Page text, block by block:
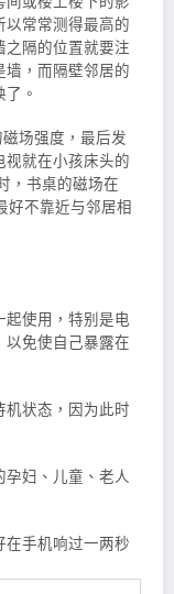
以常常测得最高的
隔的位置就要注
墙，而隔壁邻居的
。
场强度，最后发
就在小孩床头的
，书桌的磁场在
好不靠近与邻居相
使用，特别是电
免使自己暴露在
状态，因为此时
妇、儿童、老人
手机响过一两秒